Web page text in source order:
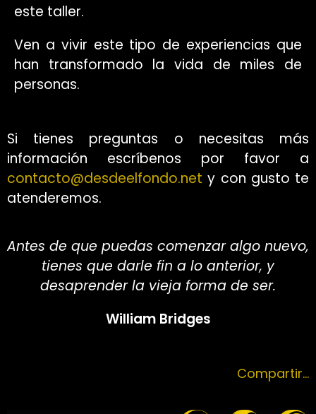
este taller.
Ven a vivir este tipo de experiencias que
han transformado la vida de miles de
personas.
Si tienes preguntas o necesitas más
información escríbenos por favor a
contacto@desdeelfondo.net y con gusto te
atenderemos.
Antes de que puedas comenzar algo nuevo,
tienes que darle fin a lo anterior, y
desaprender la vieja forma de ser.
William Bridges
Compartir…